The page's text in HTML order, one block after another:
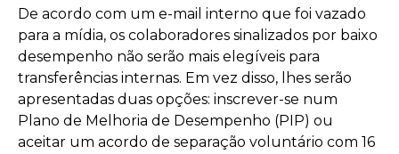
De acordo com um e-mail interno que foi vazado
para a mídia, os colaboradores sinalizados por baixo
desempenho não serão mais elegíveis para
transferências internas. Em vez disso, lhes serão
apresentadas duas opções: inscrever-se num
Plano de Melhoria de Desempenho (PIP) ou
aceitar um acordo de separação voluntário com 16